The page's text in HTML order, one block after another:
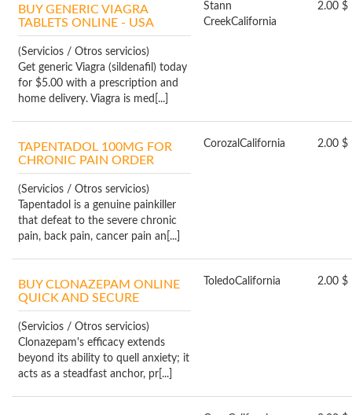
BUY GENERIC VIAGRA
TABLETS ONLINE - USA
(Servicios / Otros servicios)
Get generic Viagra (sildenafil) today
for $5.00 with a prescription and
home delivery. Viagra is med[...]
Stann
CreekCalifornia
2.00 $
TAPENTADOL 100MG FOR
CHRONIC PAIN ORDER
(Servicios / Otros servicios)
Tapentadol is a genuine painkiller
that defeat to the severe chronic
pain, back pain, cancer pain an[...]
Corozal California 2.00 $
BUY CLONAZEPAM ONLINE
QUICK AND SECURE
(Servicios / Otros servicios)
Clonazepam's efficacy extends
beyond its ability to quell anxiety; it
acts as a steadfast anchor, pr[...]
ToledoCalifornia 2.00 $